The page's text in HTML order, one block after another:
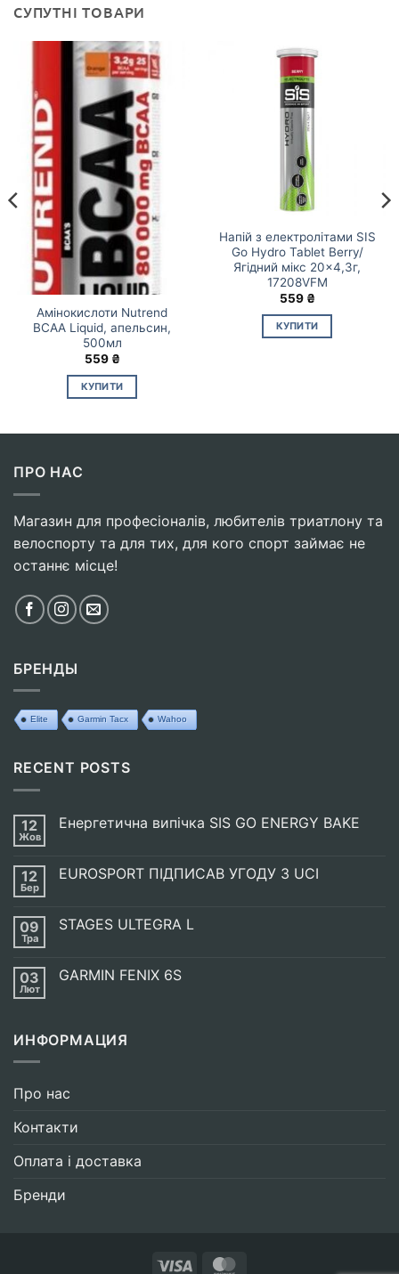
СУПУТНІ ТОВАРИ
Амінокислоти Nutrend
BCAA Liquid, апельсин,
500мл
559 ₴
КУПИТИ
Напій з електролітами SIS
Go Hydro Tablet Berry/
Ягідний мікс 20×4,3г,
17208VFM
559 ₴
КУПИТИ
ПРО НАС
Магазин для професіоналів, любителів триатлону та
велоспорту та для тих, для кого спорт займає не
останнє місце!
БРЕНДЫ
Elite Garmin Tacx Wahoo
RECENT POSTS
12
Жов
Енергетична випічка SIS GO ENERGY BAKE
Енергетична
ENERGY
BAKE
12
Бер
EUROSPORT ПІДПИСАВ УГОДУ З UCI
EUROSPORT
UCI
09
Тра
STAGES ULTEGRA L
STAGES
03
Лют
GARMIN FENIX 6S
FENIX
ИНФОРМАЦИЯ
Про нас
Контакти
Оплата і доставка
Бренди
Visa